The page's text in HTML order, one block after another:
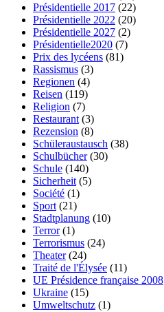
Présidentielle 2017 (22)
Présidentielle 2022 (20)
Présidentielle 2027 (2)
Présidentielle2020 (7)
Prix des lycéens (81)
Rassismus (3)
Regionen (4)
Reisen (119)
Religion (7)
Restaurant (3)
Rezension (8)
Schüleraustausch (38)
Schulbücher(30)
Schule (140)
Sicherheit (5)
Société (1)
Sport (21)
Stadtplanung (10)
Terror(1)
Terrorismus (24)
Theater(24)
Traité de l'Élysée (11)
UE Présidence française 2008
Ukraine (15)
Umweltschutz (1)